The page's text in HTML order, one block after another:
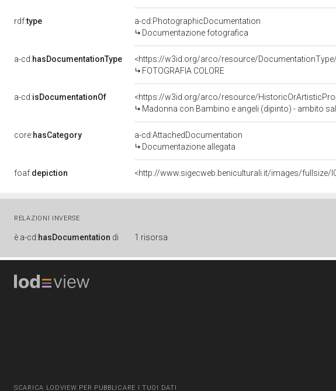
rdf:type
a-cd:PhotographicDocumentation
Documentazione fotografica
a-cd:hasDocumentationType
<https://w3id.org/arco/resource/
FOTOGRAFIA COLORE
a-cd:isDocumentationOf
<https://w3id.org/arco/resource/
Madonna con Bambino e angeli (dipinto) - ambito
core:hasCategory
a-cd:AttachedDocumentation
Documentazione allegata
foaf:depiction <http://www.sigecweb.beniculturali.it/images/fullsize/
RELAZIONI INVERSE
è a-cd:hasDocumentation di 1 risorsa
SCARICA LODVIEW PER PUBBLICARE I TUOI DATI